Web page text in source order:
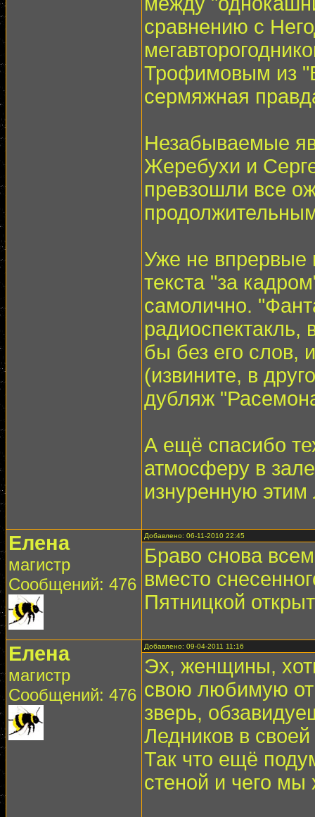
сравнению с
Трофимовым из
сермяжная
Незабываемые
Жеребухи и
превзошли все
Уже не впрервые
текста "за
самолично.
бы без его слов,
(извините, в
дубляж
А ещё спасибо
атмосферу в
изнуренную
Елена
магистр
Сообщений: 476
Добавлено: 06-11-2010 22:45
Браво снова
вместо
Пятницкой
Елена
магистр
Сообщений: 476
Добавлено: 09-04-2011 11:16
Эх, женщины,
свою любимую
зверь,
Ледников в
Так что ещё
стеной и чего